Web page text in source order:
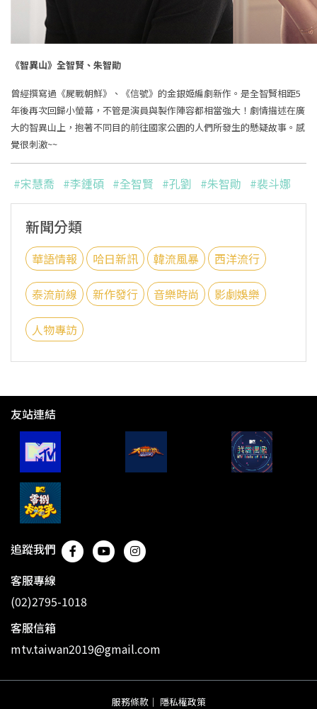
《智異山》全智賢、朱智勛
曾經撰寫過《屍戰朝鮮》、《信號》的金銀姬編劇新作。是全智賢相距5
年後再次回歸小螢幕，不管是演員與製作陣容都相當強大！劇情描述在廣
大的智異山上，抱著不同目的前往國家公園的人們所發生的懸疑故事。感
覺很刺激~~
#宋慧喬 #李鍾碩 #全智賢 #孔劉 #朱智勛 #裴斗娜
新聞分類
華語情報 哈日新訊 韓流風暴 西洋流行
泰流前線 新作發行 音樂時尚 影劇娛樂
人物專訪
友站連結
追蹤我們
客服專線
(02)2795-1018
客服信箱
mtv.taiwan2019@gmail.com
服務條款 ｜ 隱私權政策